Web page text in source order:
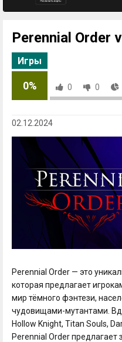
Perennial Order
Игры
0% 0 0
02.12.2024
Perennial Order — это
которая предлагает
мир тёмного фэнтези,
чудовищами-мутантами.
Hollow Knight, Titan Souls,
Perennial Order